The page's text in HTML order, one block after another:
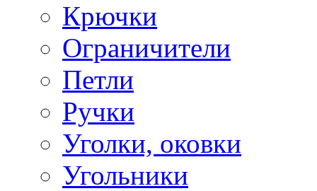
Крючки
Ограничители
Петли
Ручки
Уголки, оковки
Угольники